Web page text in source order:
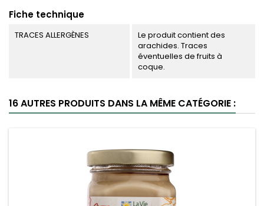
Fiche technique
TRACES ALLERGÈNES
Le produit contient des
arachides. Traces
éventuelles de fruits à
coque.
16 AUTRES PRODUITS DANS LA MÊME CATÉGORIE :